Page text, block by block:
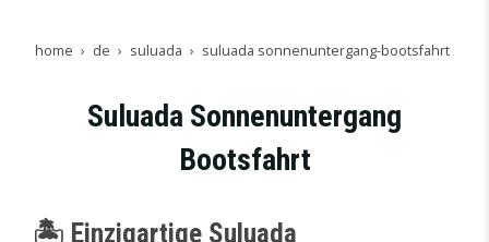
home de suluada suluada sonnenuntergang-bootsfahrt
Suluada Sonnenuntergang
Bootsfahrt
🏝️ Einzigartige Suluada